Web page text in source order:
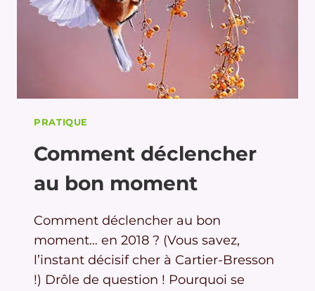
PRATIQUE
Comment déclencher
au bon moment
Comment déclencher au bon
moment… en 2018 ? (Vous savez,
l’instant décisif cher à Cartier-Bresson
!) Drôle de question ! Pourquoi se